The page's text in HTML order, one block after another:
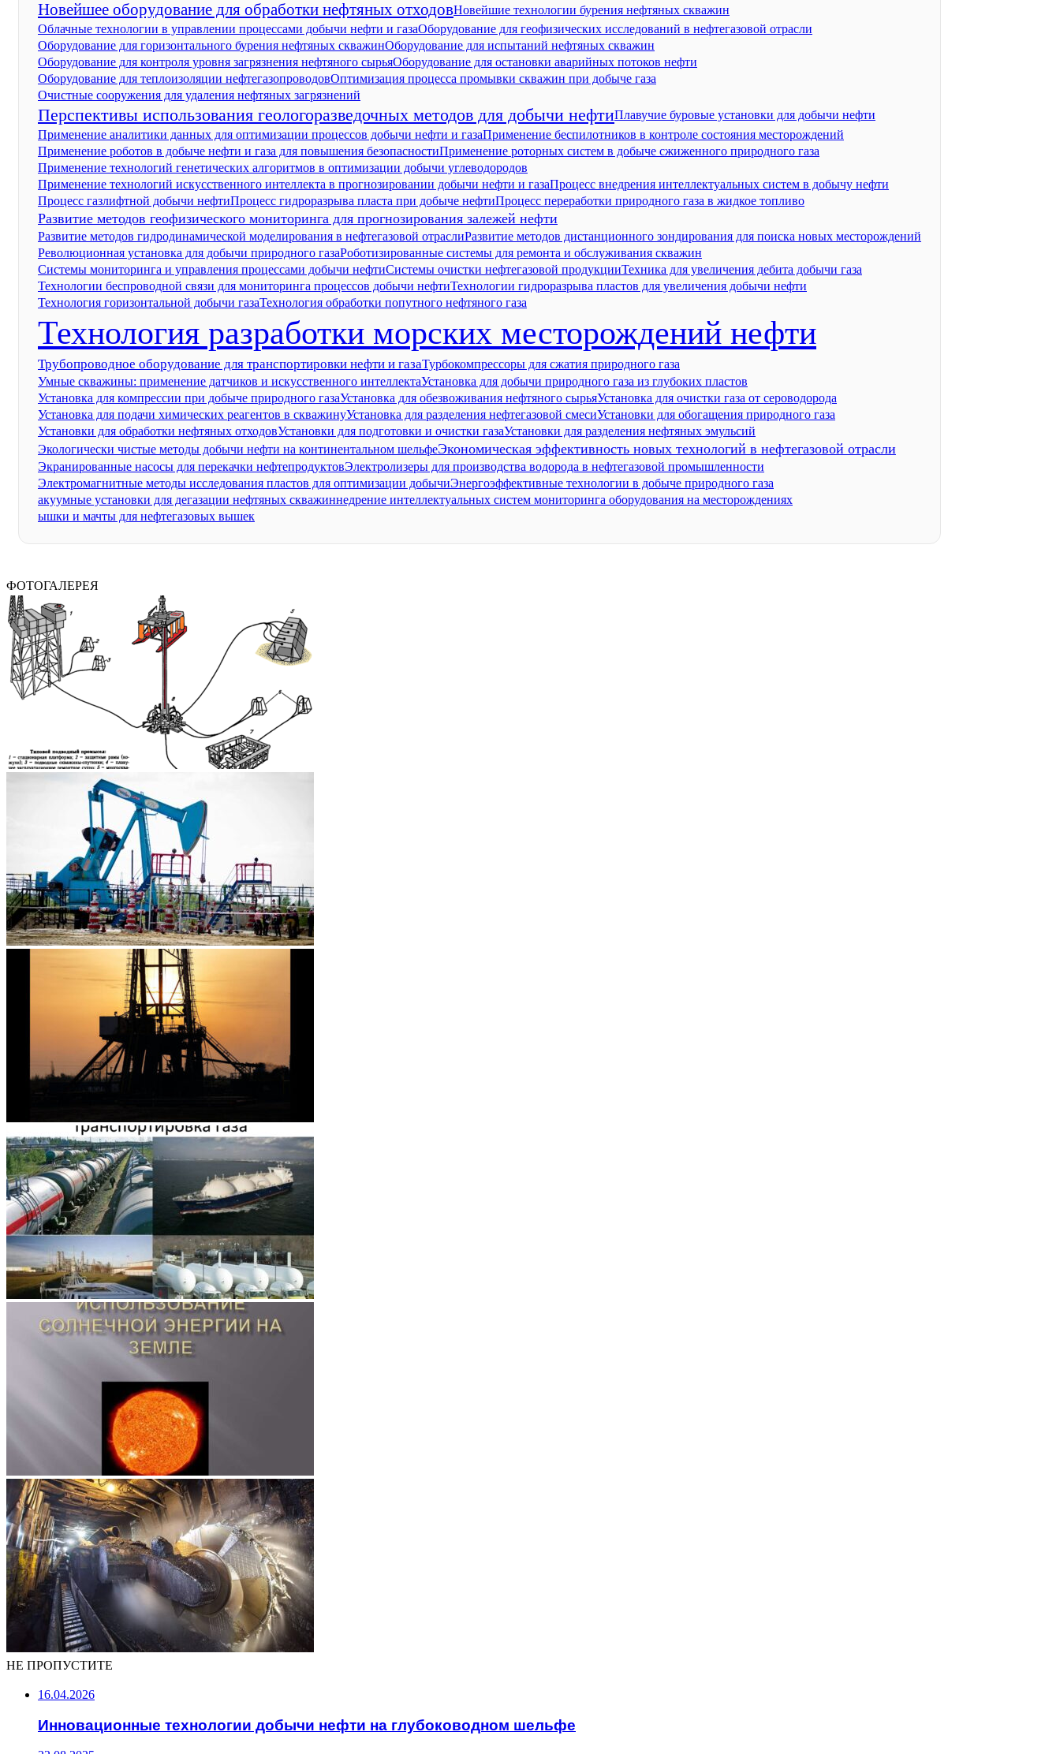
Новейшее оборудование для обработки нефтяных отходовНовейшие технологии бурения нефтяных скважин
Облачные технологии в управлении процессами добычи нефти и газаОборудование для геофизических исследований в нефтегазовой отрасли
Оборудование для горизонтального бурения нефтяных скважинОборудование для испытаний нефтяных скважин
Оборудование для контроля уровня загрязнения нефтяного сырьяОборудование для остановки аварийных потоков нефти
Оборудование для теплоизоляции нефтегазопроводовОптимизация процесса промывки скважин при добыче газа
Очистные сооружения для удаления нефтяных загрязнений
Перспективы использования геологоразведочных методов для добычи нефтиПлавучие буровые установки для добычи нефти
Применение аналитики данных для оптимизации процессов добычи нефти и газаПрименение беспилотников в контроле состояния месторождений
Применение роботов в добыче нефти и газа для повышения безопасностиПрименение роторных систем в добыче сжиженного природного газа
Применение технологий генетических алгоритмов в оптимизации добычи углеводородов
Применение технологий искусственного интеллекта в прогнозировании добычи нефти и газаПроцесс внедрения интеллектуальных систем в добычу нефти
Процесс газлифтной добычи нефтиПроцесс гидроразрыва пласта при добыче нефтиПроцесс переработки природного газа в жидкое топливо
Развитие методов геофизического мониторинга для прогнозирования залежей нефти
Развитие методов гидродинамической моделирования в нефтегазовой отраслиРазвитие методов дистанционного зондирования для поиска новых месторождений
Революционная установка для добычи природного газаРоботизированные системы для ремонта и обслуживания скважин
Системы мониторинга и управления процессами добычи нефтиСистемы очистки нефтегазовой продукцииТехника для увеличения дебита добычи газа
Технологии беспроводной связи для мониторинга процессов добычи нефтиТехнологии гидроразрыва пластов для увеличения добычи нефти
Технология горизонтальной добычи газаТехнология обработки попутного нефтяного газа
Технология разработки морских месторождений нефти
Трубопроводное оборудование для транспортировки нефти и газаТурбокомпрессоры для сжатия природного газа
Умные скважины: применение датчиков и искусственного интеллектаУстановка для добычи природного газа из глубоких пластов
Установка для компрессии при добыче природного газаУстановка для обезвоживания нефтяного сырьяУстановка для очистки газа от сероводорода
Установка для подачи химических реагентов в скважинуУстановка для разделения нефтегазовой смесиУстановки для обогащения природного газа
Установки для обработки нефтяных отходовУстановки для подготовки и очистки газаУстановки для разделения нефтяных эмульсий
Экологически чистые методы добычи нефти на континентальном шельфеЭкономическая эффективность новых технологий в нефтегазовой отрасли
Экранированные насосы для перекачки нефтепродуктовЭлектролизеры для производства водорода в нефтегазовой промышленности
Электромагнитные методы исследования пластов для оптимизации добычиЭнергоэффективные технологии в добыче природного газа
акуумные установки для дегазации нефтяных скважиннедрение интеллектуальных систем мониторинга оборудования на месторождениях
ышки и мачты для нефтегазовых вышек
ФОТОГАЛЕРЕЯ
НЕ ПРОПУСТИТЕ
16.04.2026
Инновационные технологии добычи нефти на глубоководном шельфе